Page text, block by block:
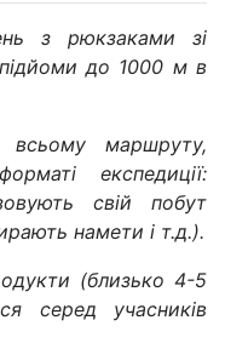
з рюкзаками зі
до 1000 м в
маршруту,
експедиції:
свій побут
намети і т.д.).
(близько 4-5
серед учасників